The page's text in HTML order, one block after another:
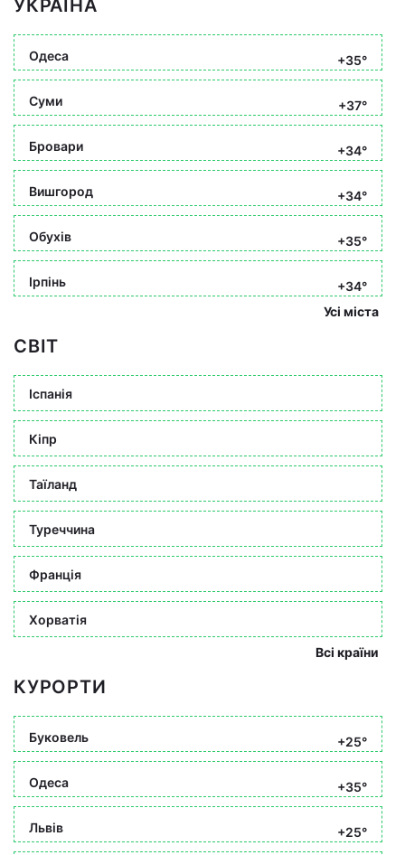
УКРАЇНА
Одеса +35°
Суми +37°
Бровари +34°
Вишгород +34°
Обухів +35°
Ірпінь
+34°
Усі міста
СВІТ
Іспанія
Кіпр
Таїланд
Туреччина
Франція
Хорватія
Всі країни
КУРОРТИ
Буковель +25°
Одеса +35°
Львів +25°